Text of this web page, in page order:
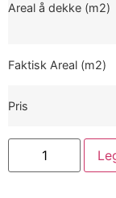
Areal å dekke (m2)
Faktisk Areal (m2)
Pris